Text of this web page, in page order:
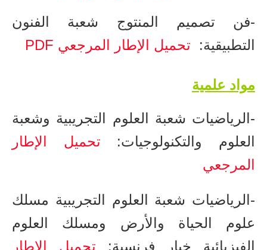
-​فن تصميم المنتوج ​شعبة الفنون
التطبيقية: تحميل الإطار المرجعي PDF
​مواد علمية
-الرياضيات​ شعبة العلوم التجريبية وشعبة
العلوم والتكنولوجيات: تحميل الإطار
المرجعي
-الرياضيات​ شعبة العلوم التجريبية مسلك
علوم الحياة والأرض ومسلك العلوم
الفيزيائية خيار فرنسية: تحميل الإطار